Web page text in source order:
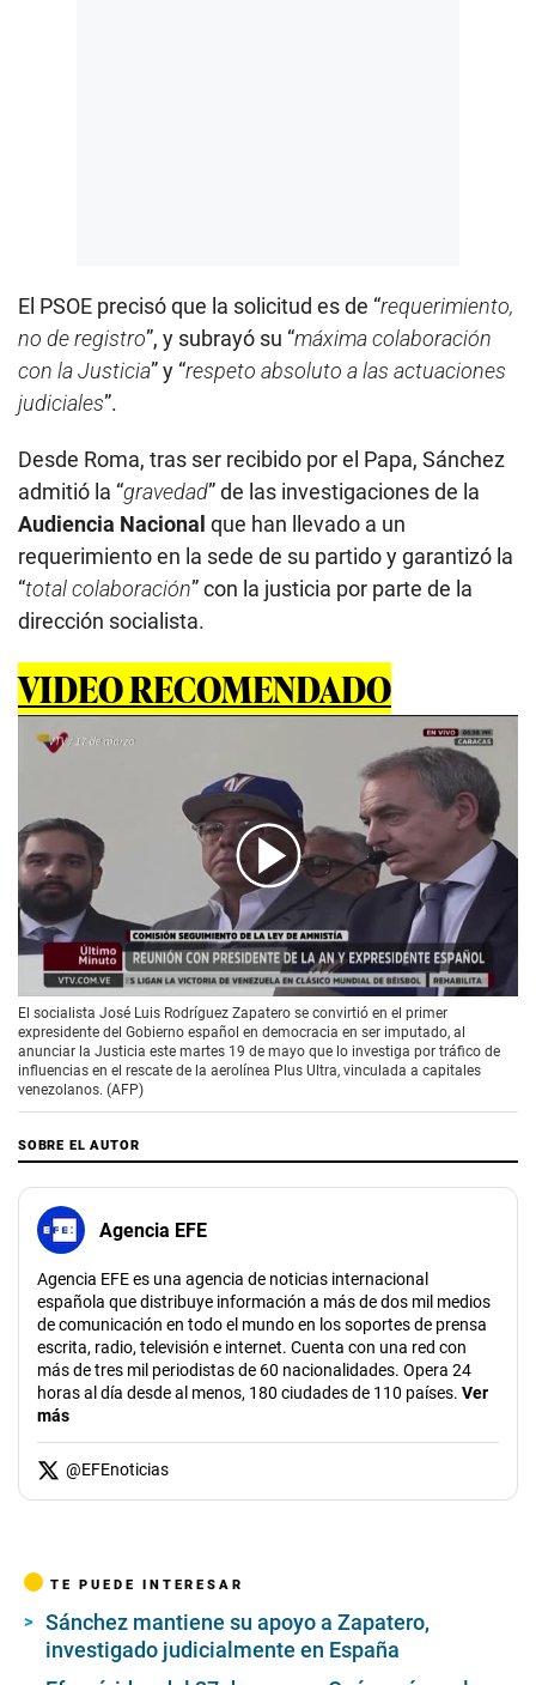
El PSOE precisó que la solicitud es de “requerimiento,
no de registro”, y subrayó su “máxima colaboración
con la Justicia” y “respeto absoluto a las actuaciones
judiciales”.
Desde Roma, tras ser recibido por el Papa, Sánchez
admitió la “gravedad” de las investigaciones de la
Audiencia Nacional que han llevado a un
requerimiento en la sede de su partido y garantizó la
“total colaboración” con la justicia por parte de la
dirección socialista.
VIDEO RECOMENDADO
00:00/01:39
El socialista José Luis Rodríguez Zapatero se convirtió en el primer
expresidente del Gobierno español en democracia en ser imputado, al
anunciar la Justicia este martes 19 de mayo que lo investiga por tráfico de
influencias en el rescate de la aerolínea Plus Ultra, vinculada a capitales
venezolanos. (AFP)
SOBRE EL AUTOR
Agencia EFE
Agencia EFE es una agencia de noticias internacional
española que distribuye información a más de dos mil medios
de comunicación en todo el mundo en los soportes de prensa
escrita, radio, televisión e internet. Cuenta con una red con
más de tres mil periodistas de 60 nacionalidades. Opera 24
horas al día desde al menos, 180 ciudades de 110 países. Ver
más
@EFEnoticias
TE PUEDE INTERESAR
Sánchez mantiene su apoyo a Zapatero,
investigado judicialmente en España